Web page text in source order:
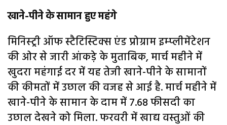
खाने-पीने के सामान हुए महंगे
मिनिस्ट्री ऑफ स्टैटिस्टिक्स एंड प्रोग्राम इम्प्लीमेंटेशन
की ओर से जारी आंकड़े के मुताबिक, मार्च महीने में
खुदरा महंगाई दर में यह तेजी खाने-पीने के सामानों
की कीमतों में उछाल की वजह से आई है. मार्च महीने में
खाने-पीने के सामान के दाम में 7.68 फीसदी का
उछाल देखने को मिला. फरवरी में खाद्य वस्तुओं की